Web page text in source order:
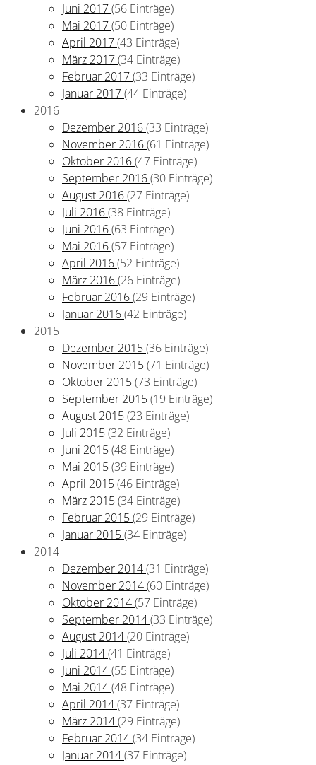
Juni 2017(56 Einträge)
Mai 2017(50 Einträge)
April 2017(43 Einträge)
März 2017(34 Einträge)
Februar 2017(33 Einträge)
Januar 2017(44 Einträge)
2016
Dezember 2016(33 Einträge)
November 2016(61 Einträge)
Oktober 2016(47 Einträge)
September 2016(30 Einträge)
August 2016(27 Einträge)
Juli 2016(38 Einträge)
Juni 2016(63 Einträge)
Mai 2016(57 Einträge)
April 2016(52 Einträge)
März 2016(26 Einträge)
Februar 2016(29 Einträge)
Januar 2016(42 Einträge)
2015
Dezember 2015(36 Einträge)
November 2015(71 Einträge)
Oktober 2015(73 Einträge)
September 2015(19 Einträge)
August 2015(23 Einträge)
Juli 2015(32 Einträge)
Juni 2015(48 Einträge)
Mai 2015(39 Einträge)
April 2015(46 Einträge)
März 2015(34 Einträge)
Februar 2015(29 Einträge)
Januar 2015(34 Einträge)
2014
Dezember 2014(31 Einträge)
November 2014(60 Einträge)
Oktober 2014(57 Einträge)
September 2014(33 Einträge)
August 2014(20 Einträge)
Juli 2014(41 Einträge)
Juni 2014(55 Einträge)
Mai 2014(48 Einträge)
April 2014(37 Einträge)
März 2014(29 Einträge)
Februar 2014(34 Einträge)
Januar 2014(37 Einträge)